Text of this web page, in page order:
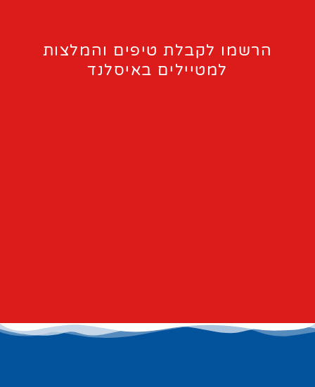
הרשמו לקבלת טיפים והמלצות
למטיילים באיסלנד